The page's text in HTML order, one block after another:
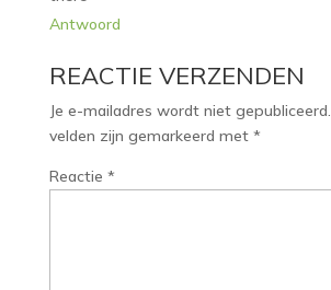
Antwoord
REACTIE VERZENDEN
Je e-mailadres wordt niet gepubliceerd.
velden zijn gemarkeerd met *
Reactie *